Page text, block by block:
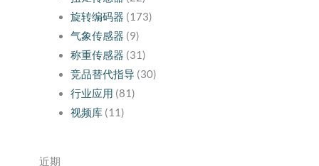
旋转编码器 (173)
气象传感器 (9)
称重传感器 (31)
竞品替代指导 (30)
行业应用 (81)
视频库(11)
近期